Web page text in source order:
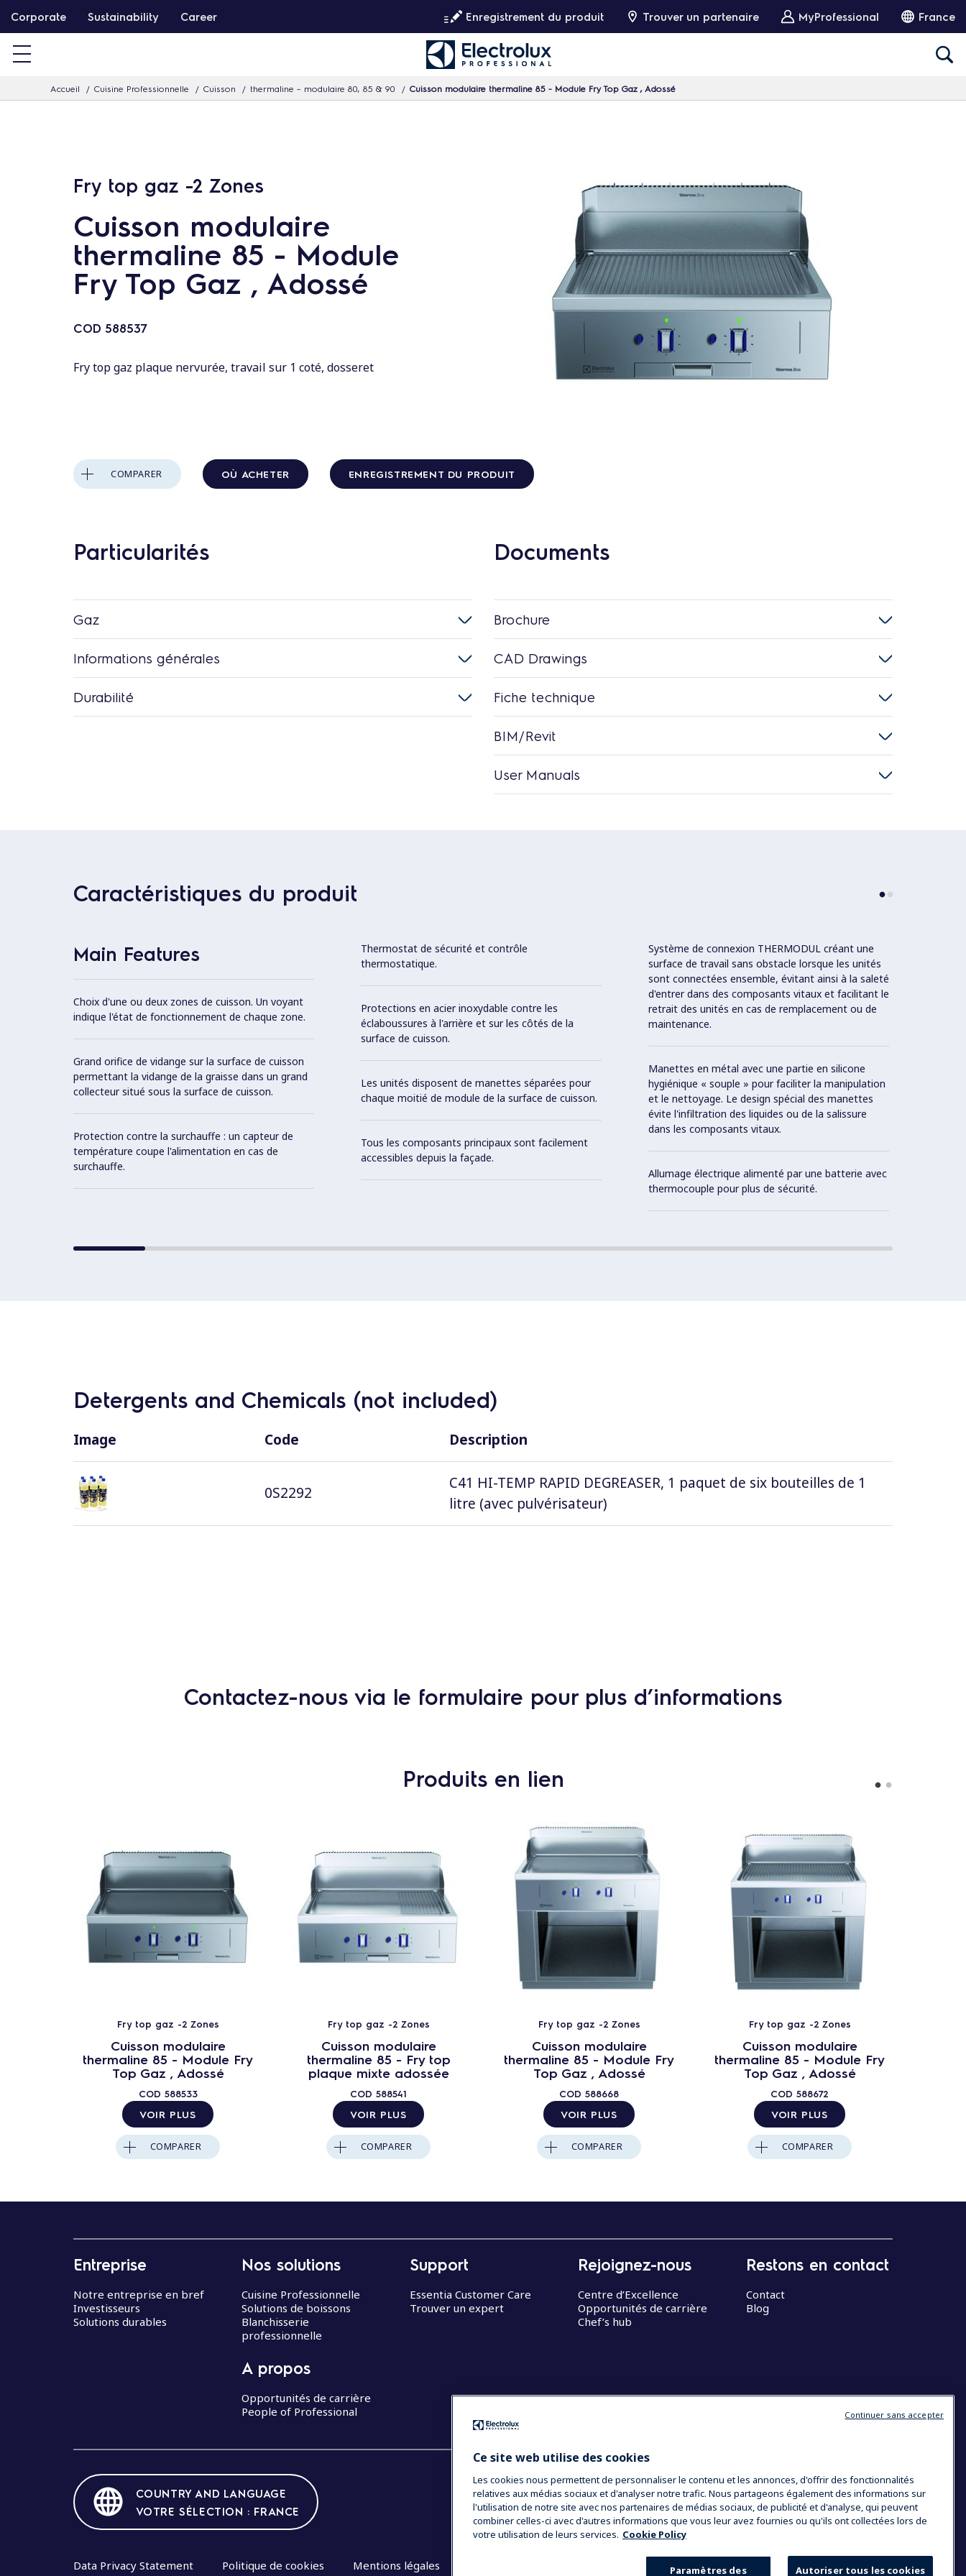
a
Corporate Sustainability Career Enregistrement du produit Trouver un partenaire MyProfessional France
Accueil Cuisine Professionnelle Cuisson thermaline – modulaire 80, 85 & 90 Cuisson modulaire thermaline 85 - Module Fry Top Gaz , Adossé
Fry top gaz -2 Zones
Cuisson modulaire
thermaline 85 - Module
Fry Top Gaz , Adossé
COD 588537
Fry top gaz plaque nervurée, travail sur 1 coté, dosseret
COMPARER OÙ ACHETER ENREGISTREMENT DU PRODUIT
Particularités
Gaz
Informations générales
Durabilité
Documents
Brochure
CAD Drawings
Fiche technique
BIM/Revit
User Manuals
Caractéristiques du produit
Main Features
Choix d'une ou deux zones de cuisson. Un voyant
indique l'état de fonctionnement de chaque zone.
Grand orifice de vidange sur la surface de cuisson
permettant la vidange de la graisse dans un grand
collecteur situé sous la surface de cuisson.
Protection contre la surchauffe : un capteur de
température coupe l'alimentation en cas de
surchauffe.
Thermostat de sécurité et contrôle
thermostatique.
Protections en acier inoxydable contre les
éclaboussures à l'arrière et sur les côtés de la
surface de cuisson.
Les unités disposent de manettes séparées pour
chaque moitié de module de la surface de cuisson.
Tous les composants principaux sont facilement
accessibles depuis la façade.
Système de connexion THERMODUL créant une
surface de travail sans obstacle lorsque les unités
sont connectées ensemble, évitant ainsi à la saleté
d'entrer dans des composants vitaux et facilitant le
retrait des unités en cas de remplacement ou de
maintenance.
Manettes en métal avec une partie en silicone
hygiénique « souple » pour faciliter la manipulation
et le nettoyage. Le design spécial des manettes
évite l'infiltration des liquides ou de la salissure
dans les composants vitaux.
Allumage électrique alimenté par une batterie avec
thermocouple pour plus de sécurité.
Detergents and Chemicals (not included)
Image Code Description
0S2292
C41 HI-TEMP RAPID DEGREASER, 1 paquet de six bouteilles de 1
litre (avec pulvérisateur)
Contactez-nous via le formulaire pour plus d’informations
Produits en lien
Fry top gaz -2 Zones
Cuisson modulaire
thermaline 85 - Module Fry
Top Gaz , Adossé
COD 588533
VOIR PLUS
COMPARER
Fry top gaz -2 Zones
Cuisson modulaire
thermaline 85 - Fry top
plaque mixte adossée
COD 588541
VOIR PLUS
COMPARER
Fry top gaz -2 Zones
Cuisson modulaire
thermaline 85 - Module Fry
Top Gaz , Adossé
COD 588668
VOIR PLUS
COMPARER
Fry top gaz -2 Zones
Cuisson modulaire
thermaline 85 - Module Fry
Top Gaz , Adossé
COD 588672
VOIR PLUS
COMPARER
Entreprise
Notre entreprise en bref
Investisseurs
Solutions durables
Nos solutions
Cuisine Professionnelle
Solutions de boissons
Blanchisserie
professionnelle
A propos
Opportunités de carrière
People of Professional
Support
Essentia Customer Care
Trouver un expert
Rejoignez-nous
Centre d’Excellence
Opportunités de carrière
Chef’s hub
Restons en contact
Contact
Blog
COUNTRY AND LANGUAGE
VOTRE SÉLECTION : FRANCE
Data Privacy Statement Politique de cookies Mentions légales
Ce site web utilise des cookies
Les cookies nous permettent de personnaliser le contenu et les annonces, d'offrir des fonctionnalités
relatives aux médias sociaux et d'analyser notre trafic. Nous partageons également des informations sur
l'utilisation de notre site avec nos partenaires de médias sociaux, de publicité et d'analyse, qui peuvent
combiner celles-ci avec d'autres informations que vous leur avez fournies ou qu'ils ont collectées lors de
votre utilisation de leurs services. Cookie Policy
Autoriser tous les cookies
Paramètres des
Continuer sans accepter